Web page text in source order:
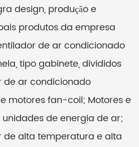
design, produção e
produtos da empresa
de ar condicionado
tipo gabinete, divididos
de ar condicionado
motores fan-coil; Motores e
de energia de ar;
de alta temperatura e alta